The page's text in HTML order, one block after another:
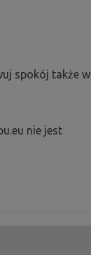
spokój także w
nie jest